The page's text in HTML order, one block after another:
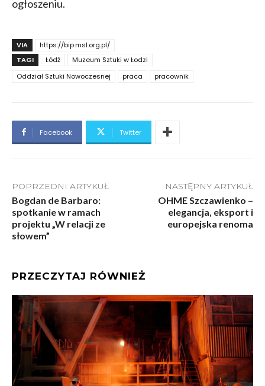
ogłoszeniu.
VIA
https://bip.msl.org.pl/
TAGI
Łódź
Muzeum Sztuki w Łodzi
Oddział Sztuki Nowoczesnej
praca pracownik
Facebook Twitter
POPRZEDNI ARTYKUŁ
Bogdan de Barbaro:
spotkanie w ramach
projektu „W relacji ze
słowem”
NASTĘPNY ARTYKUŁ
OHME Szczawienko –
elegancja, eksport i
europejska renoma
PRZECZYTAJ RÓWNIEŻ